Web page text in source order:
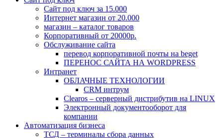
Сайт под ключ за 15.000
Интернет магазин от 20.000
магазин – каталог товаров
Корпоративный от 20000р.
Обслуживание сайта
перевод корпоративной почты на beget
ПЕРЕНОС САЙТА НА WORDPRESS
Интранет
ОБЛАЧНЫЕ ТЕХНОЛОГИИ
CRM интрум
Сlearos – серверный дистрибутив на LINUX
Электронный документооборот для
компании
Автоматизация бизнеса
ТСД – терминалы сбора данных